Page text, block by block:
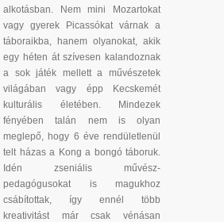
alkotásban. Nem mini Mozartokat
vagy gyerek Picassókat várnak a
táboraikba, hanem olyanokat, akik
egy héten át szívesen kalandoznak
a sok játék mellett a művészetek
világában vagy épp Kecskemét
kulturális életében. Mindezek
fényében talán nem is olyan
meglepő, hogy 6 éve rendületlenül
telt házas a Kong a bongó táboruk.
Idén zseniális művész-
pedagógusokat is magukhoz
csábítottak, így ennél több
kreativitást már csak vénásan